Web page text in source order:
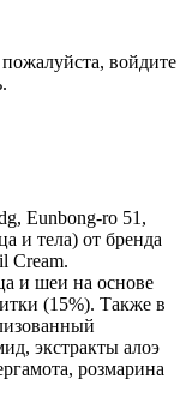
войдите
Eunbong-ro 51,
и тела) от бренда
Cream.
и шеи на основе
(15%). Также в
экстракты алоэ
розмарина